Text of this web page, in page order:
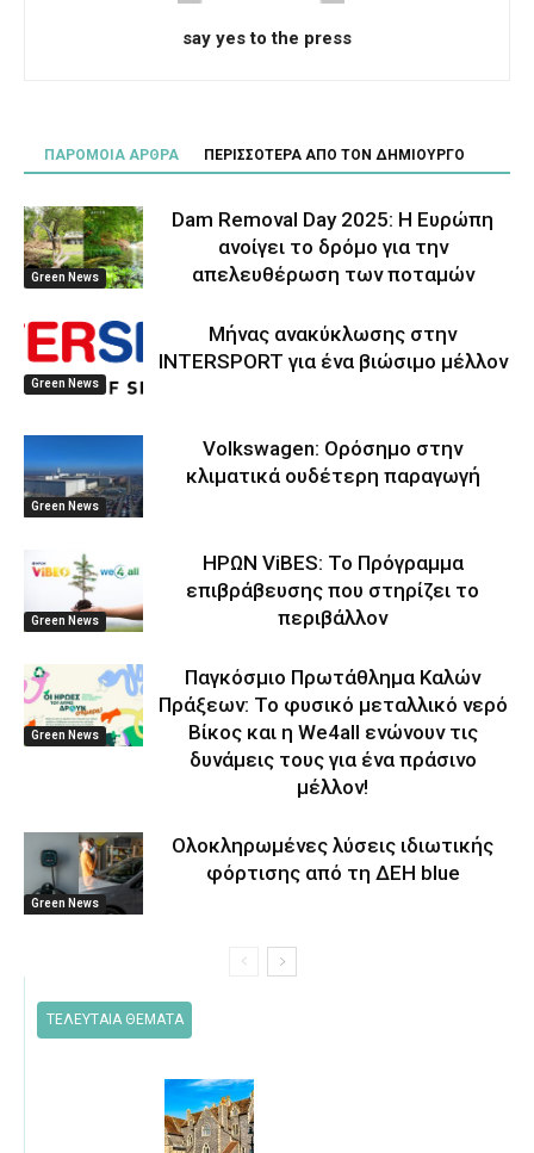
say yes to the press
ΠΑΡΟΜΟΙΑ ΑΡΘΡΑ ΠΕΡΙΣΣΟΤΕΡΑ ΑΠΟ ΤΟΝ ΔΗΜΙΟΥΡΓΟ
Green News
Dam Removal Day 2025: Η Ευρώπη
ανοίγει το δρόμο για την
απελευθέρωση των ποταμών
Green News
Μήνας ανακύκλωσης στην
INTERSPORT για ένα βιώσιμο μέλλον
Green News
Volkswagen: Ορόσημο στην
κλιματικά ουδέτερη παραγωγή
Green News
ΗΡΩΝ ViBES: Το Πρόγραμμα
επιβράβευσης που στηρίζει το
περιβάλλον
Green News
Παγκόσμιο Πρωτάθλημα Καλών
Πράξεων: Το φυσικό μεταλλικό νερό
Βίκος και η We4all ενώνουν τις
δυνάμεις τους για ένα πράσινο
μέλλον!
Green News
Ολοκληρωμένες λύσεις ιδιωτικής
φόρτισης από τη ΔΕΗ blue
ΤΕΛΕΥΤΑΙΑ ΘΕΜΑΤΑ